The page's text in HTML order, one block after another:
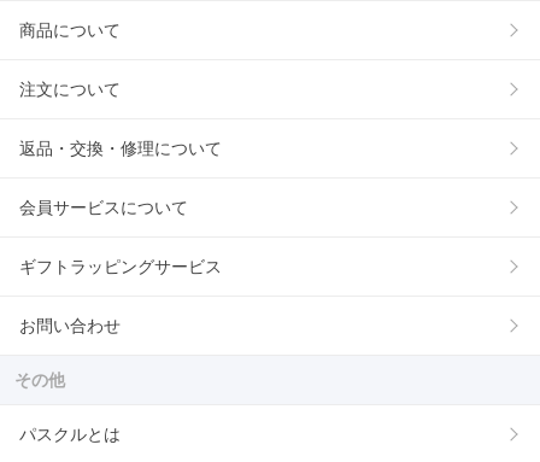
商品について
注文について
返品・交換・修理について
会員サービスについて
ギフトラッピングサービス
お問い合わせ
その他
パスクルとは